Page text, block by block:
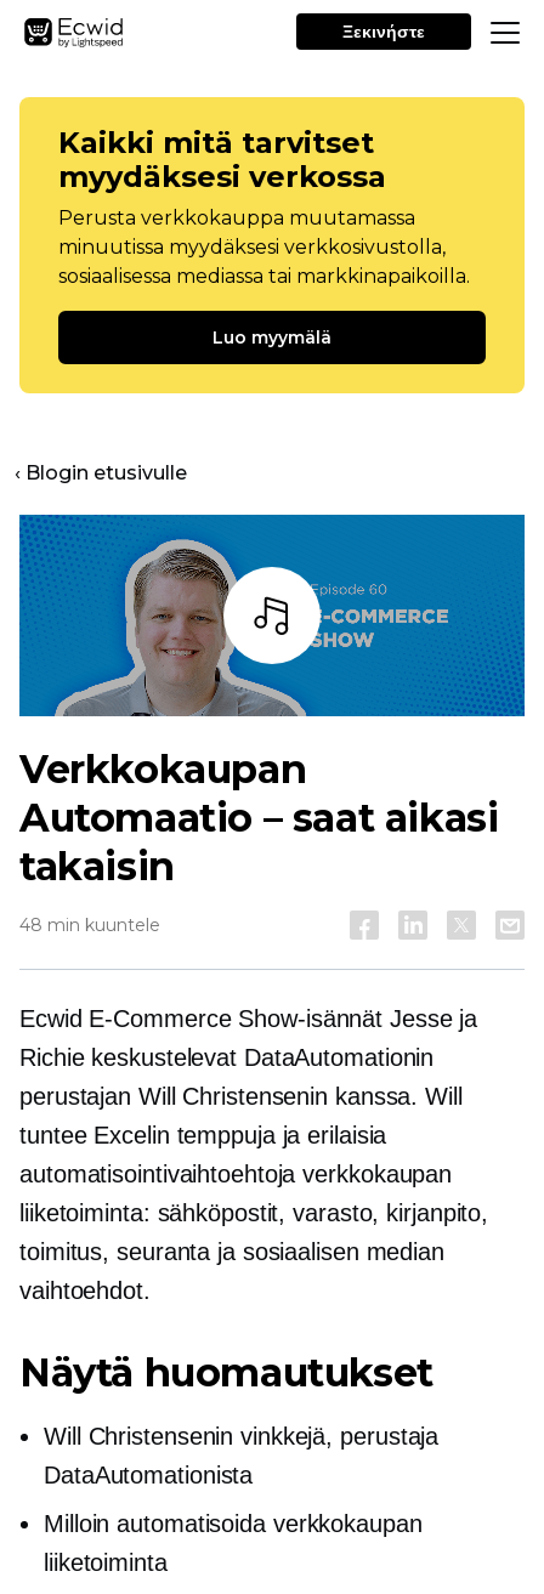
Ξεκινήστε
Kaikki mitä tarvitset
myydäksesi verkossa
Perusta verkkokauppa muutamassa
minuutissa myydäksesi verkkosivustolla,
sosiaalisessa mediassa tai markkinapaikoilla.
Luo myymälä
‹ Blogin etusivulle
Kuuntele
Verkkokaupan
Automaatio – saat aikasi
takaisin
48 min kuuntele
Ecwid E-CommerceShow-isännät Jesse ja
Richie keskustelevat DataAutomationin
perustajan Will Christensenin kanssa. Will
tuntee Excelin temppuja ja erilaisia ​​
automatisointivaihtoehtojaverkkokaupan
liiketoiminta: sähköpostit, varasto, kirjanpito,
toimitus, seuranta ja sosiaalisen median
vaihtoehdot.
Näytä huomautukset
Will Christensenin vinkkejä, perustaja
DataAutomationista
Milloin automatisoida verkkokaupan
liiketoiminta